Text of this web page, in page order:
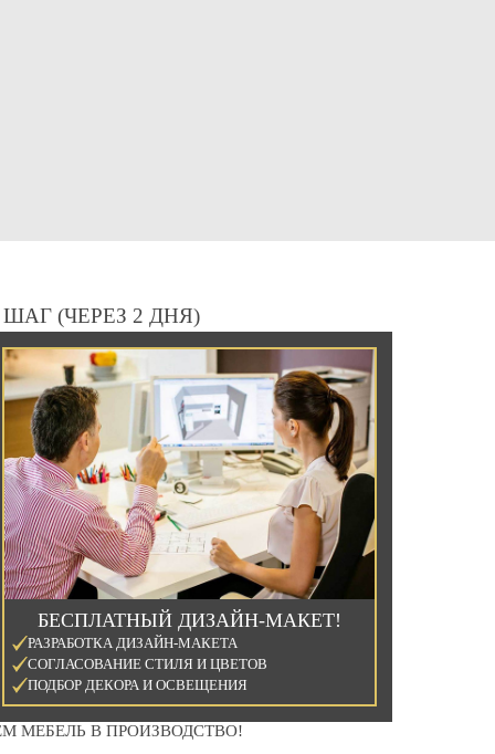
ШАГ (ЧЕРЕЗ 2 ДНЯ)
БЕСПЛАТНЫЙ ДИЗАЙН-МАКЕТ!
РАЗРАБОТКА ДИЗАЙН-МАКЕТА
СОГЛАСОВАНИЕ СТИЛЯ И ЦВЕТОВ
ПОДБОР ДЕКОРА И ОСВЕЩЕНИЯ
МЕБЕЛЬ В ПРОИЗВОДСТВО!